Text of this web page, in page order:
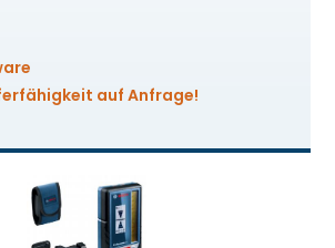
auf Anfrage!